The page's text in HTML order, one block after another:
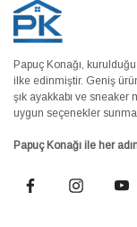
Papuç Konağı,
ilke edinmiştir. Geniş
şık ayakkabı ve
uygun seçenekler
Papuç Konağı ile her